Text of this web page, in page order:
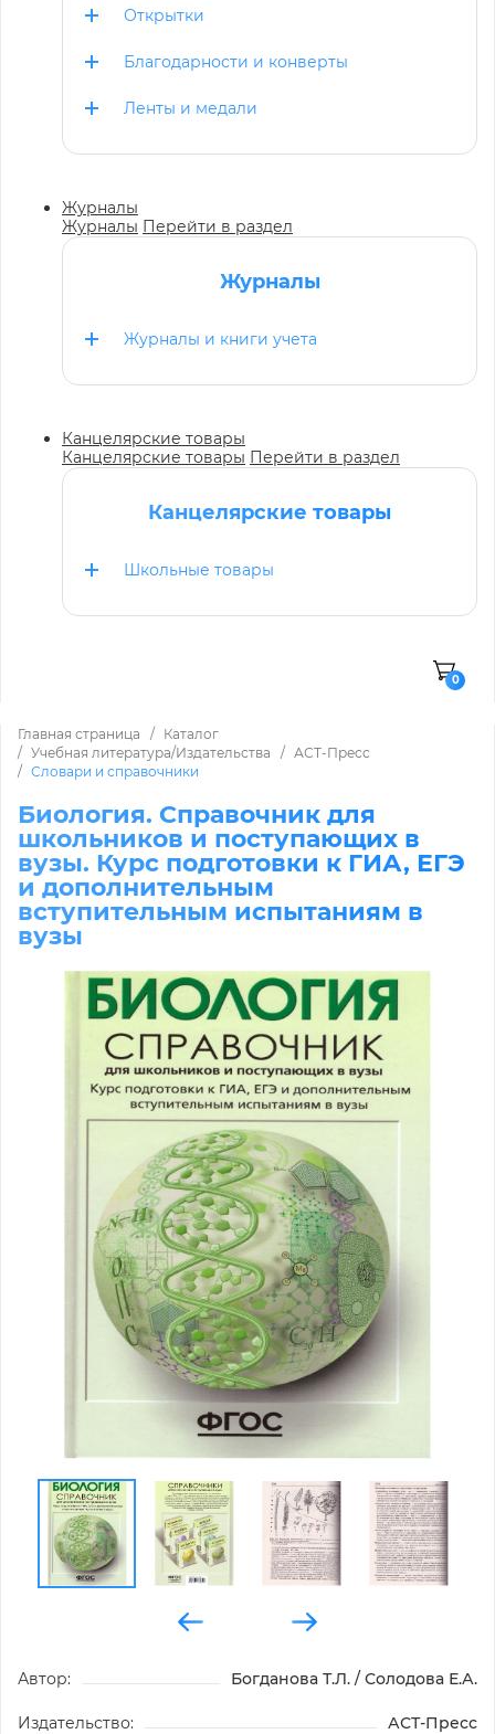
Открытки
Благодарности и конверты
Ленты и медали
Журналы
Журналы Перейти в раздел
Журналы
Журналы и книги учета
Канцелярские товары
Канцелярские товары Перейти в раздел
Канцелярские товары
Школьные товары
0
Главная страница
Каталог
Учебная литература/Издательства
АСТ-Пресс
Словари и справочники
Биология. Справочник для
школьников и поступающих в
вузы. Курс подготовки к ГИА, ЕГЭ
и дополнительным
вступительным испытаниям в
вузы
Автор: Богданова Т.Л. / Солодова Е.А.
Издательство: АСТ-Пресс